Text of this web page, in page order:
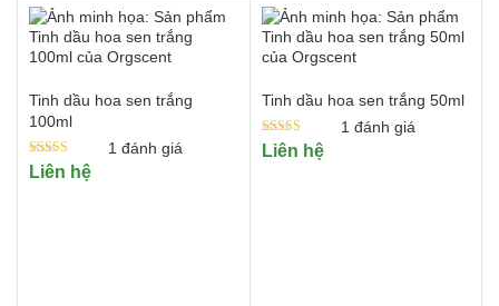
Tinh dầu hoa ngũ sắc
Tinh dầu hoa nhài
Tinh dầu hoa sen
Tinh dầu ngọc lan tây
Tinh dầu phong lữ
Tinh dầu hoa sen trắng
100ml
Được xếp
hạng
1 đánh giá
Liên hệ
Tinh dầu hoa sen trắng 50ml
Được xếp
hạng
1 đánh giá
Liên hệ